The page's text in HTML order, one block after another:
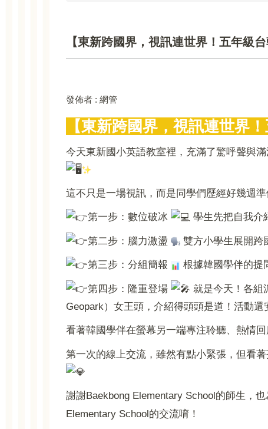
【東新跨國界，視訊連世界！五年級
發佈者 : 網管
【東新跨國界，視訊連世界
今天東新國小英語教室裡，充滿了驚呼聲與
這不只是一場視訊，而是同學們歷經好幾週準
第一步：數位破冰 學生先把自我介
第二步：腦力激盪 雙方小學生展開跨
第三步：分組簡報 根據韓國學伴的提
第四步：隆重登場
就是今天！各組
Geopark）女王頭，介紹得頭頭是道！活動
看著韓國學伴在螢幕另一端專注聆聽、熱情
第一次的線上交流，雖然有點小緊張，但看
謝謝Baekbong Elementary School的師生，
Elementary School的交流唷！